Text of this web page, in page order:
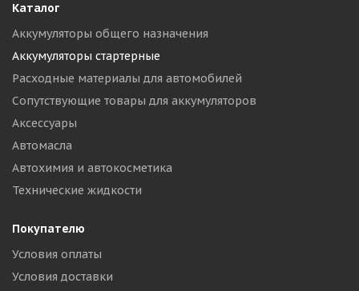
Каталог
Аккумуляторы общего назначения
Аккумуляторы стартерные
Расходные материалы для автомобилей
Сопутствующие товары для аккумуляторов
Аксессуары
Автомасла
Автохимия и автокосметика
Технические жидкости
Покупателю
Условия оплаты
Условия доставки